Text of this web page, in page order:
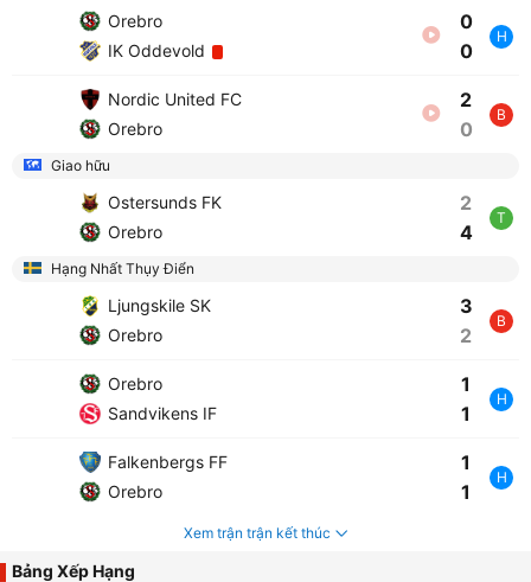
Orebro
IK Oddevold
0
0
H
Nordic United FC
Orebro
2
0
B
Giao hữu
Ostersunds FK
Orebro
2
4
T
Hạng Nhất Thụy Điển
Ljungskile SK
Orebro
3
2
B
Orebro
Sandvikens IF
1
1
H
Falkenbergs FF
Orebro
1
1
H
Xem trận trận kết thúc
Bảng Xếp Hạng